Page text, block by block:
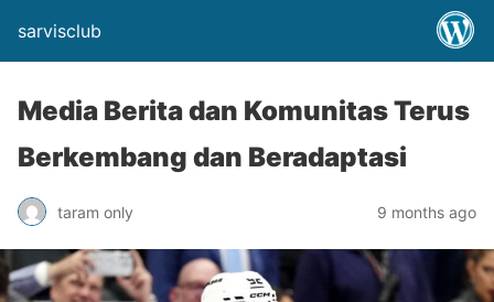
sarvisclub
Media Berita dan Komunitas Terus
Berkembang dan Beradaptasi
taram only 9 months ago